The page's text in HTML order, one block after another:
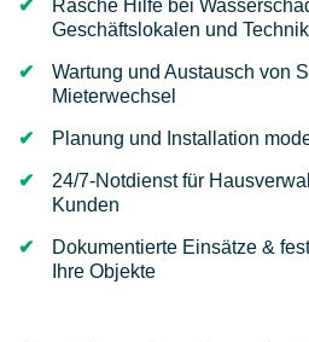
Rasche Hilfe bei
Geschäftslokalen und
Wartung und Austausch von
Mieterwechsel
Planung und Installation
24/7-Notdienst für
Kunden
Dokumentierte Einsätze &
Ihre Objekte